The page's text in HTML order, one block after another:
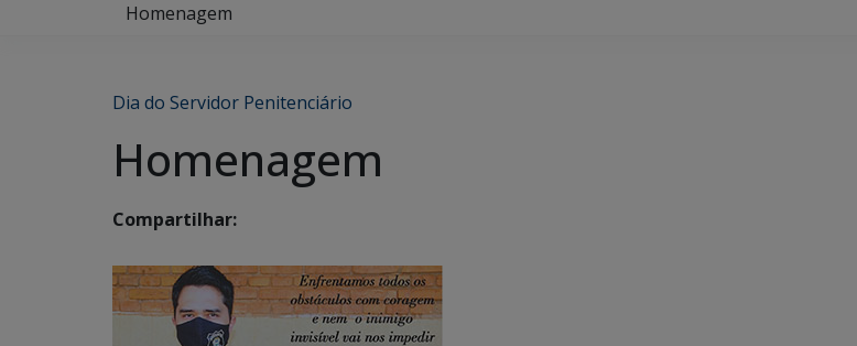
Homenagem
Dia do Servidor Penitenciário
Homenagem
Compartilhar: